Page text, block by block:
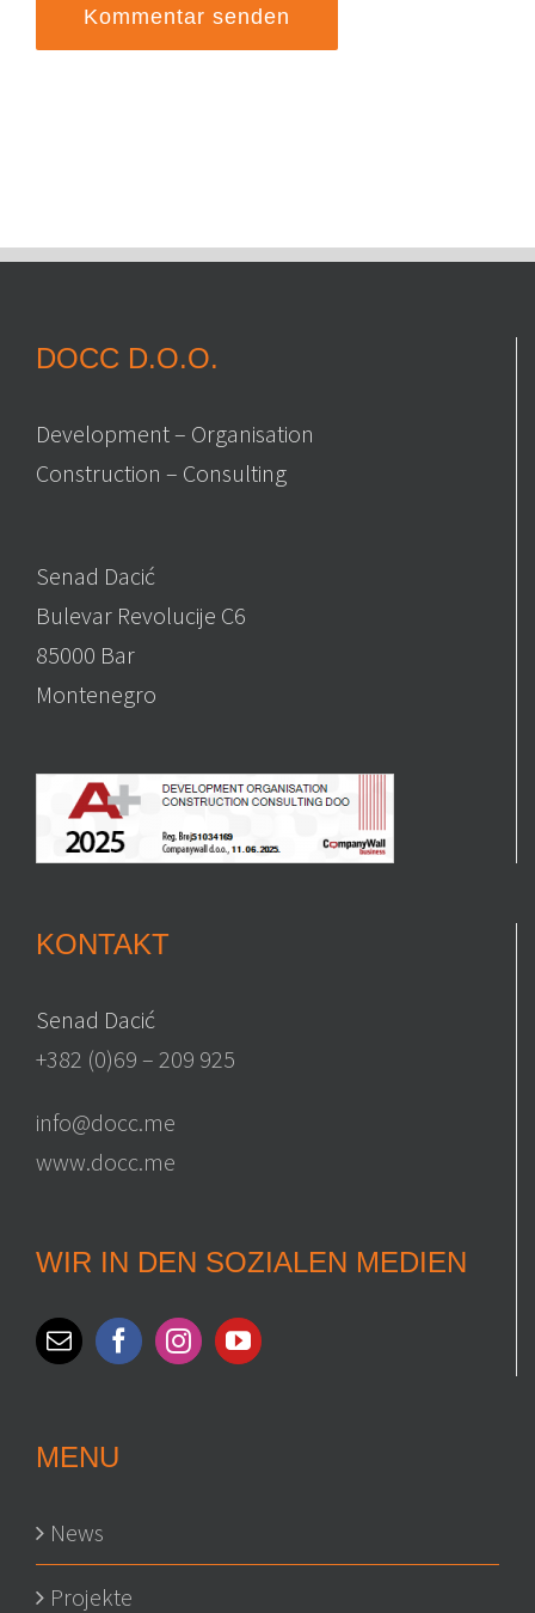
DOCC D.O.O.
Development – Organisation
Construction – Consulting
Senad Dacić
Bulevar Revolucije C6
85000 Bar
Montenegro
KONTAKT
Senad Dacić
+382 (0)69 – 209 925
info@docc.me
www.docc.me
WIR IN DEN SOZIALEN MEDIEN
MENU
News
Projekte